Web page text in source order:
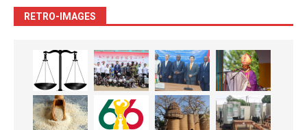
RETRO-IMAGES